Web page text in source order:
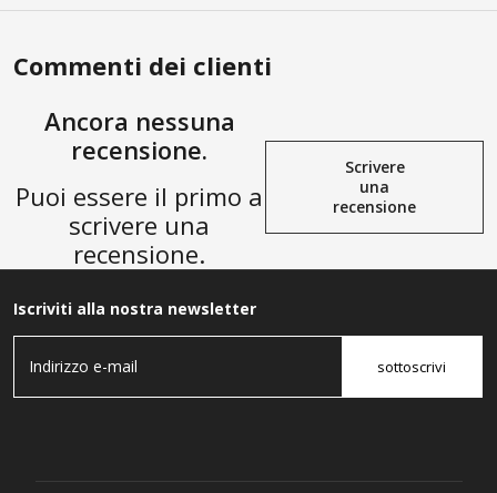
Commenti dei clienti
Ancora nessuna
recensione.
Puoi essere il primo a
scrivere una
recensione.
Scrivere
una
recensione
Iscriviti alla nostra newsletter
sottoscrivi